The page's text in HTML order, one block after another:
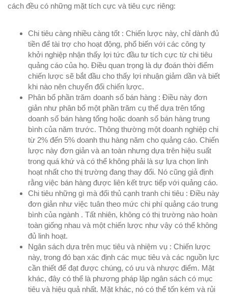
cách đều có những mặt tích cực và tiêu cực riêng:
Chi tiêu càng nhiều càng tốt : Chiến lược này, chỉ dành đủ
tiền để tài trợ cho hoạt động, phổ biến với các công ty
khởi nghiệp nhận thấy lợi tức đầu tư tích cực từ chi tiêu
quảng cáo của họ. Điều quan trọng là dự đoán thời điểm
chiến lược sẽ bắt đầu cho thấy lợi nhuận giảm dần và biết
khi nào nên chuyển đổi chiến lược.
Phân bổ phần trăm doanh số bán hàng : Điều này đơn
giản như phân bổ một phần trăm cụ thể dựa trên tổng
doanh số bán hàng tổng hoặc doanh số bán hàng trung
bình của năm trước. Thông thường một doanh nghiệp chi
từ 2% đến 5% doanh thu hàng năm cho quảng cáo. Chiến
lược này đơn giản và an toàn nhưng dựa trên hiệu suất
trong quá khứ và có thể không phải là sự lựa chọn linh
hoạt nhất cho thị trường đang thay đổi. Nó cũng giả định
rằng việc bán hàng được liên kết trực tiếp với quảng cáo.
Chi tiêu những gì mà đối thủ cạnh tranh chi tiêu : Điều này
đơn giản như việc tuân theo mức chi phí quảng cáo trung
bình của ngành . Tất nhiên, không có thị trường nào hoàn
toàn giống nhau và một chiến lược như vậy có thể không
đủ linh hoạt.
Ngân sách dựa trên mục tiêu và nhiệm vụ : Chiến lược
này, trong đó bạn xác định các mục tiêu và các nguồn lực
cần thiết để đạt được chúng, có ưu và nhược điểm. Mặt
khác, đây có thể là phương pháp lập ngân sách có mục
tiêu và hiệu quả nhất. Mặt khác, nó có thể tốn kém và rủi